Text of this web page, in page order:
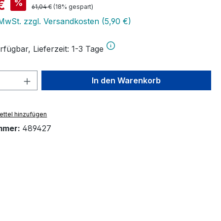
% Regulärer Preis:
61,04 € (18% gespart)
zzgl. Versandkosten (5,90 €)
Lieferzeit: 1-3 Tage
Anzahl: Gib den gewünschten Wert
In den Warenkorb
hinzufügen
489427